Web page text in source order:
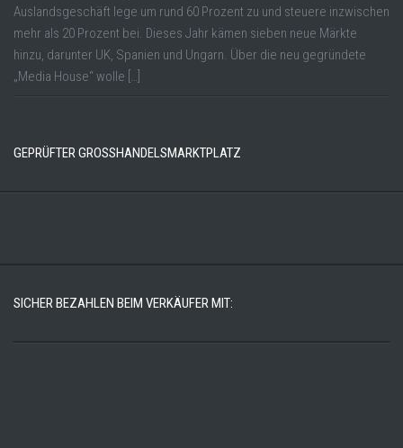
Auslandsgeschäft lege um rund 60 Prozent zu und steuere inzwischen
mehr als 20 Prozent bei. Dieses Jahr kämen sieben neue Märkte
hinzu, darunter UK, Spanien und Ungarn. Über die neu gegründete
„Media House“ wolle […]
GEPRÜFTER GROSSHANDELSMARKTPLATZ
SICHER BEZAHLEN BEIM VERKÄUFER MIT: